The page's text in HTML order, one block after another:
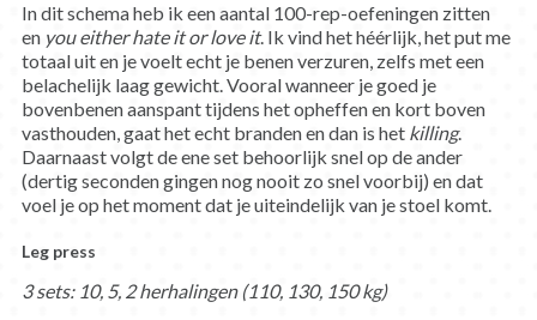
In dit schema heb ik een aantal 100-rep-oefeningen zitten
en you either hate it or love it. Ik vind het héérlijk, het put me
totaal uit en je voelt echt je benen verzuren, zelfs met een
belachelijk laag gewicht. Vooral wanneer je goed je
bovenbenen aanspant tijdens het opheffen en kort boven
vasthouden, gaat het echt branden en dan is het killing.
Daarnaast volgt de ene set behoorlijk snel op de ander
(dertig seconden gingen nog nooit zo snel voorbij) en dat
voel je op het moment dat je uiteindelijk van je stoel komt.
Leg press
3 sets: 10, 5, 2 herhalingen (110, 130, 150 kg)